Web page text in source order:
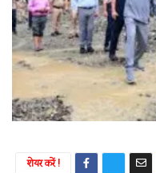
शेयर करें !